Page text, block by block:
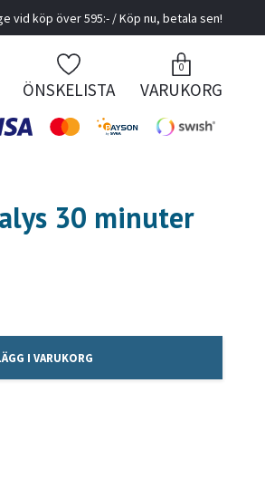
vid köp över 595:- / Köp nu, betala sen!
ÖNSKELISTA
0
VARUKORG
30 minuter
I VARUKORG